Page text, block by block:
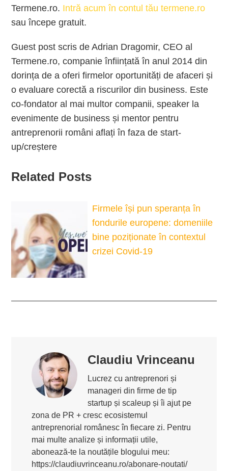
Termene.ro. Intră acum în contul tău termene.ro
sau începe gratuit.
Guest post scris de Adrian Dragomir, CEO al
Termene.ro, companie înființată în anul 2014 din
dorința de a oferi firmelor oportunități de afaceri și
o evaluare corectă a riscurilor din business. Este
co-fondator al mai multor companii, speaker la
evenimente de business și mentor pentru
antreprenorii români aflați în faza de start-
up/creștere
Related Posts
Firmele își pun speranța în
fondurile europene: domeniile
bine poziționate în contextul
crizei Covid-19
Claudiu Vrinceanu
Lucrez cu antreprenori și
manageri din firme de tip
startup și scaleup și îi ajut pe
zona de PR + cresc ecosistemul
antreprenorial românesc în fiecare zi. Pentru
mai multe analize și informații utile,
abonează-te la noutățile blogului meu:
https://claudiuvrinceanu.ro/abonare-noutati/